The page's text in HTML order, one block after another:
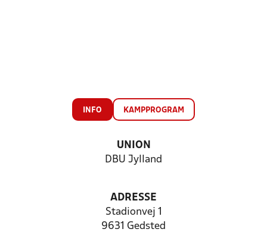
INFO KAMPPROGRAM
UNION
DBU Jylland
ADRESSE
Stadionvej 1
9631 Gedsted